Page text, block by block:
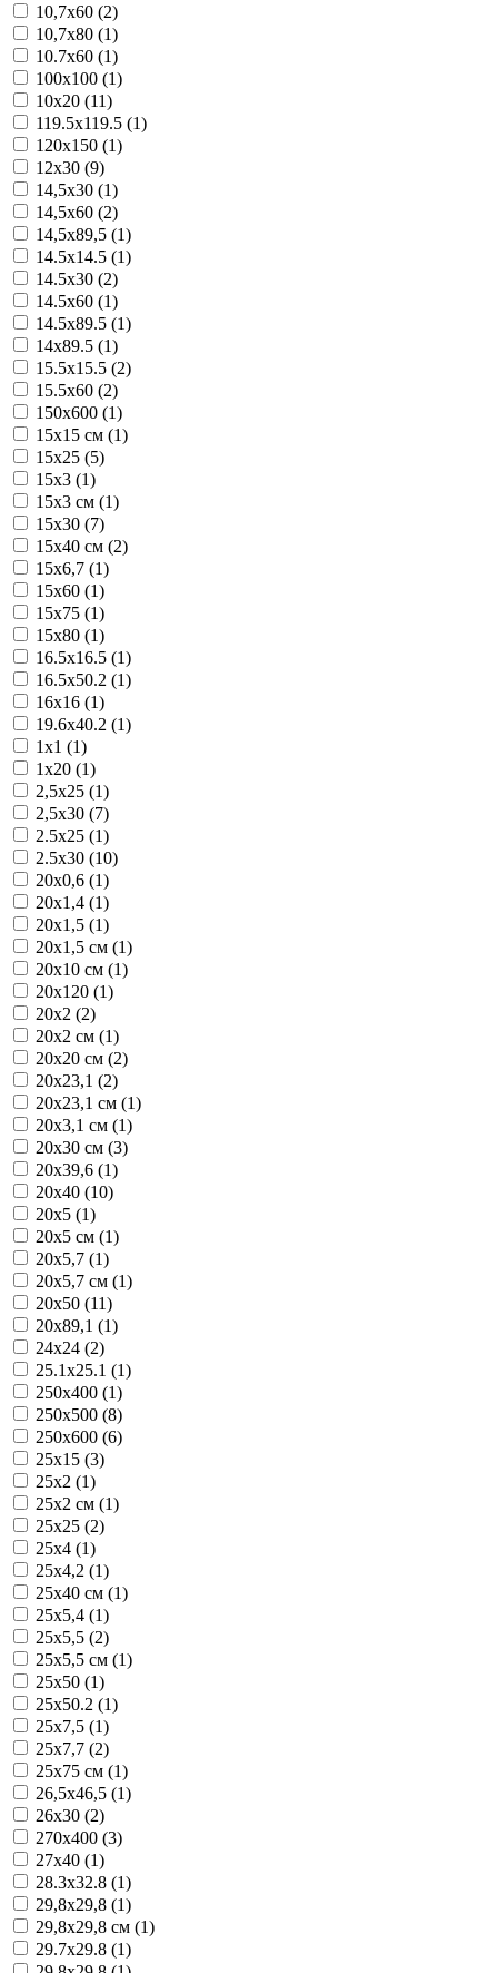
10,7x60 (2)
10,7x80 (1)
10.7x60 (1)
100x100 (1)
10x20 (11)
119.5x119.5 (1)
120x150 (1)
12x30 (9)
14,5x30 (1)
14,5x60 (2)
14,5x89,5 (1)
14.5x14.5 (1)
14.5x30 (2)
14.5x60 (1)
14.5x89.5 (1)
14x89.5 (1)
15.5x15.5 (2)
15.5x60 (2)
150x600 (1)
15x15 см (1)
15x25 (5)
15x3 (1)
15x3 см (1)
15x30 (7)
15x40 см (2)
15x6,7 (1)
15x60 (1)
15x75 (1)
15x80 (1)
16.5x16.5 (1)
16.5x50.2 (1)
16x16 (1)
19.6x40.2 (1)
1x1 (1)
1x20 (1)
2,5x25 (1)
2,5x30 (7)
2.5x25 (1)
2.5x30 (10)
20x0,6 (1)
20x1,4 (1)
20x1,5 (1)
20x1,5 см (1)
20x10 см (1)
20x120 (1)
20x2 (2)
20x2 см (1)
20x20 см (2)
20x23,1 (2)
20x23,1 см (1)
20x3,1 см (1)
20x30 см (3)
20x39,6 (1)
20x40 (10)
20x5 (1)
20x5 см (1)
20x5,7 (1)
20x5,7 см (1)
20x50 (11)
20x89,1 (1)
24x24 (2)
25.1x25.1 (1)
250x400 (1)
250x500 (8)
250x600 (6)
25x15 (3)
25x2 (1)
25x2 см (1)
25x25 (2)
25x4 (1)
25x4,2 (1)
25x40 см (1)
25x5,4 (1)
25x5,5 (2)
25x5,5 см (1)
25x50 (1)
25x50.2 (1)
25x7,5 (1)
25x7,7 (2)
25x75 см (1)
26,5x46,5 (1)
26x30 (2)
270x400 (3)
27x40 (1)
28.3x32.8 (1)
29,8x29,8 (1)
29,8x29,8 см (1)
29.7x29.8 (1)